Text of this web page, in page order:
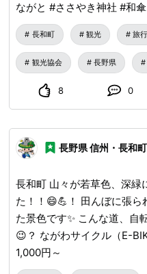
ながと #ささやき神社 #和
長和町 観光 旅行
観光協会 長野県
8 0
長野県 信州・長和
長和町 山々が若草色、深緑
た！！😄💪！ 田んぼに張ら
た景色です✨ こんな道、自転車🚵で走りたくなりませんか
😉？ ながわサイクル（E-BIKE）で検索🔍 半日（4時間）
1,000円～